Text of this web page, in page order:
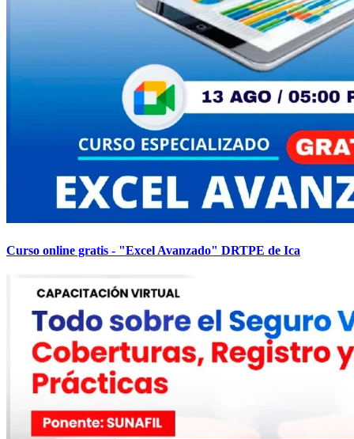
Curso online gratis - "Excel Avanzado" DRTPE de Ica